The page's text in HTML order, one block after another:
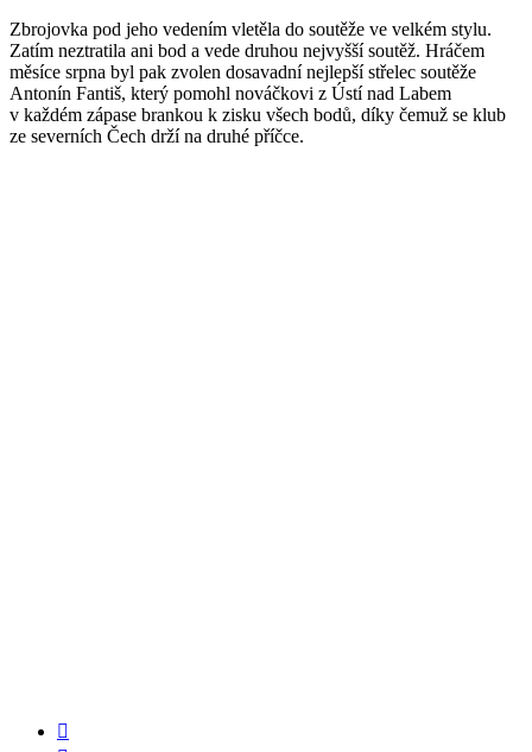
Zbrojovka pod jeho vedením vletěla do soutěže ve velkém stylu.
Zatím neztratila ani bod a vede druhou nejvyšší soutěž. Hráčem
měsíce srpna byl pak zvolen dosavadní nejlepší střelec soutěže
Antonín Fantiš, který pomohl nováčkovi z Ústí nad Labem
v každém zápase brankou k zisku všech bodů, díky čemuž se klub
ze severních Čech drží na druhé příčce.